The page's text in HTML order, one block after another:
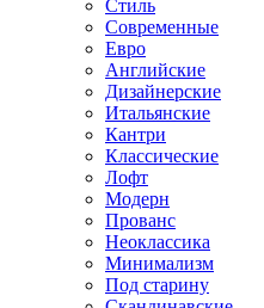
Стиль
Современные
Евро
Английские
Дизайнерские
Итальянские
Кантри
Классические
Лофт
Модерн
Прованс
Неоклассика
Минимализм
Под старину